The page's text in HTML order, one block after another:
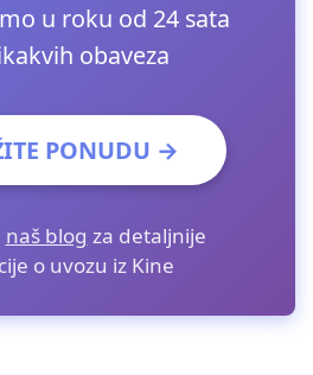
u roku od 24 sata
obaveza
PONUDU →
naš blog za detaljnije
o uvozu iz Kine